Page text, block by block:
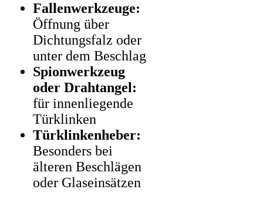
Fallenwerkzeuge:
Öffnung über
Dichtungsfalz oder
unter dem Beschlag
Spionwerkzeug
oder Drahtangel:
für innenliegende
Türklinken
Türklinkenheber:
Besonders bei
älteren Beschlägen
oder Glaseinsätzen